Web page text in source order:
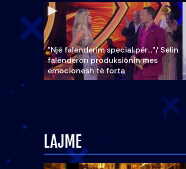
"Një falenderim special për…"/ Selin
falënderon produksionin mes
emocionesh të forta
LAJME